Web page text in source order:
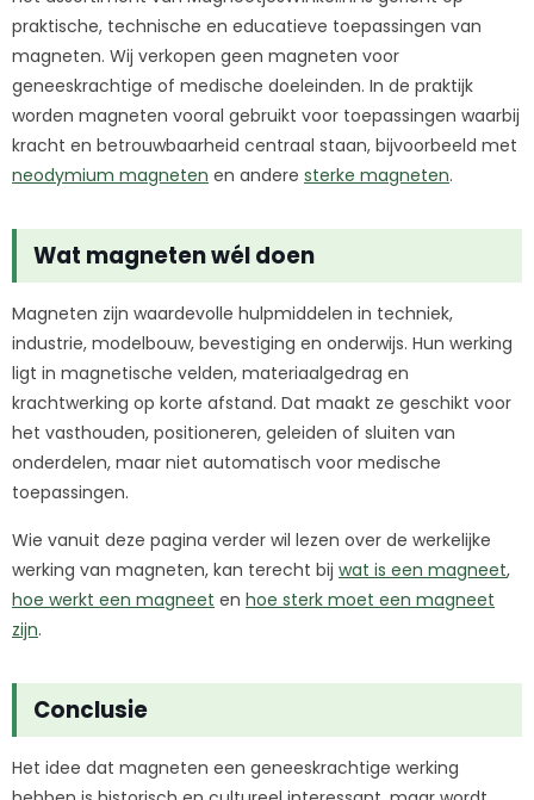
praktische, technische en educatieve toepassingen van
magneten. Wij verkopen geen magneten voor
geneeskrachtige of medische doeleinden. In de praktijk
worden magneten vooral gebruikt voor toepassingen waarbij
kracht en betrouwbaarheid centraal staan, bijvoorbeeld met
neodymium magneten en andere sterke magneten.
Wat magneten wél doen
Magneten zijn waardevolle hulpmiddelen in techniek,
industrie, modelbouw, bevestiging en onderwijs. Hun werking
ligt in magnetische velden, materiaalgedrag en
krachtwerking op korte afstand. Dat maakt ze geschikt voor
het vasthouden, positioneren, geleiden of sluiten van
onderdelen, maar niet automatisch voor medische
toepassingen.
Wie vanuit deze pagina verder wil lezen over de werkelijke
werking van magneten, kan terecht bij wat is een magneet,
hoe werkt een magneet en hoe sterk moet een magneet
zijn.
Conclusie
Het idee dat magneten een geneeskrachtige werking